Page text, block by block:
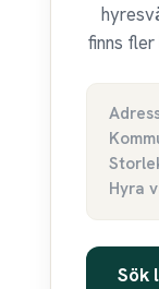
finns
Hyra
Sök